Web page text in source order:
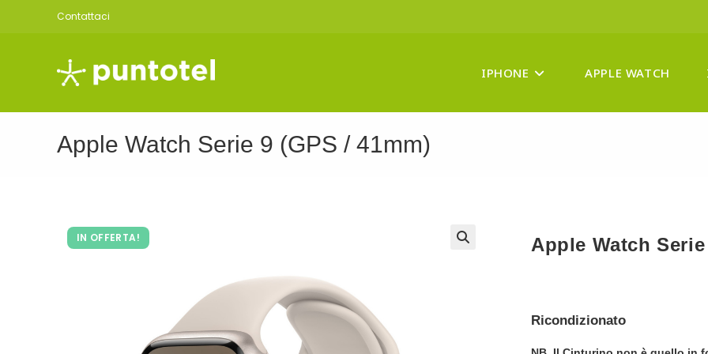
Contattaci
IPHONE APPLE WATCH
Apple Watch Serie 9 (GPS / 41mm)
IN OFFERTA! Apple Watch
Ricondizionato